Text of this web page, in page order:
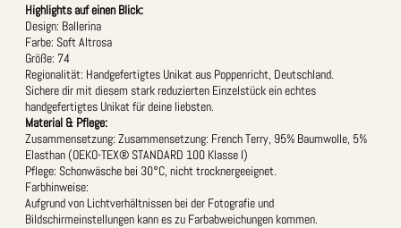
Highlights auf einen Blick:
Design: Ballerina
Farbe: Soft Altrosa
Größe: 74
Regionalität: Handgefertigtes Unikat aus Poppenricht, Deutschland.
Sichere dir mit diesem stark reduzierten Einzelstück ein echtes
handgefertigtes Unikat für deine liebsten.
Material & Pflege:
Zusammensetzung: Zusammensetzung: French Terry, 95% Baumwolle, 5%
Elasthan (OEKO-TEX® STANDARD 100 Klasse I)
Pflege: Schonwäsche bei 30°C, nicht trocknergeeignet.
Farbhinweise:
Aufgrund von Lichtverhältnissen bei der Fotografie und
Bildschirmeinstellungen kann es zu Farbabweichungen kommen.